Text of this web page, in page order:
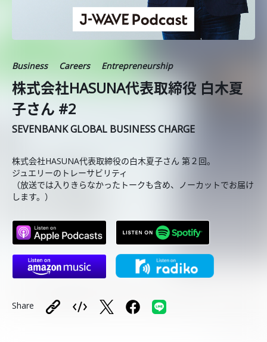
Business Careers Entrepreneurship
株式会社HASUNA代表取締役 白木夏
子さん #2
SEVENBANK GLOBAL BUSINESS CHARGE
株式会社HASUNA代表取締役の白木夏子さん 第２回。
ジュエリーのトレーサビリティ
（放送では入りきらなかったトークも含め、ノーカットでお届け
します。）
Share